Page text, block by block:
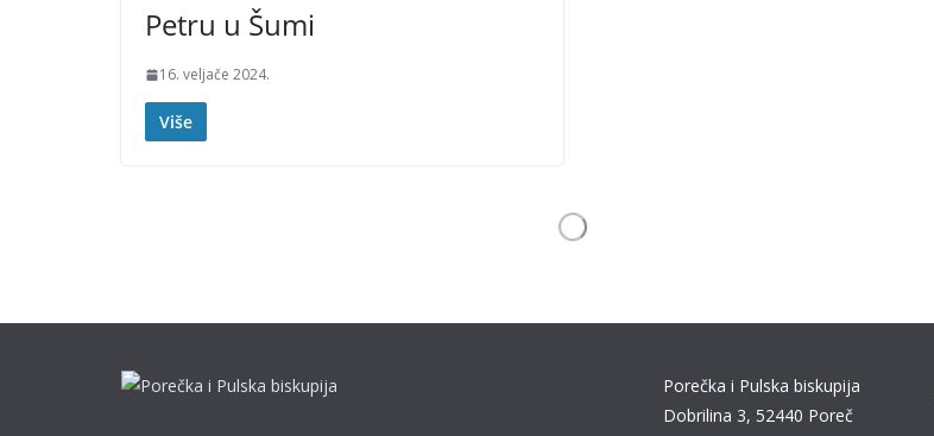
Petru u Šumi
16. veljače 2024.
Više
Porečka i Pulska biskupija
Dobrilina 3, 52440 Poreč